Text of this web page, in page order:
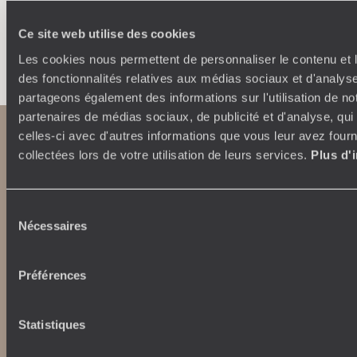
Ce site web utilise des cookies
Les cookies nous permettent de personnaliser le contenu et
des fonctionnalités relatives aux médias sociaux et
partageons également des informations sur l'utilisation de
partenaires de médias sociaux, de publicité et d'analyse,
celles-ci avec d'autres informations que vous leur avez
collectées lors de votre utilisation de leurs services. Plus
Nécessaires
Préférences
Statistiques